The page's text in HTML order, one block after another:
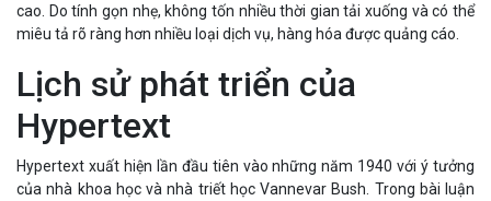
cao. Do tính gọn nhẹ, không tốn nhiều thời gian tải xuống và có thể
miêu tả rõ ràng hơn nhiều loại dịch vụ, hàng hóa được quảng cáo.
Lịch sử phát triển của
Hypertext
Hypertext xuất hiện lần đầu tiên vào những năm 1940 với ý tưởng
của nhà khoa học và nhà triết học Vannevar Bush. Trong bài luận